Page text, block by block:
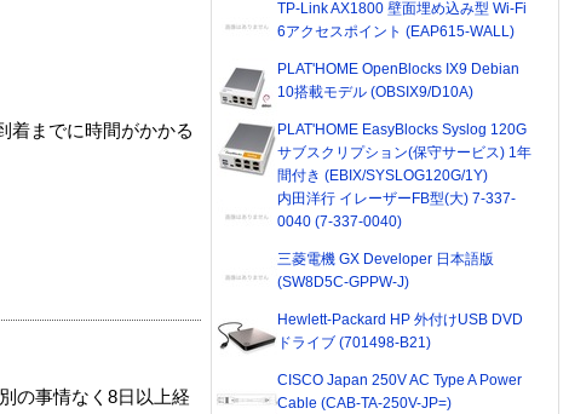
着までに時間がかかる
の事情なく8日以上経
TP-Link AX1800 壁面埋め込み型 Wi-Fi
6アクセスポイント (EAP615-WALL)
PLAT'HOME OpenBlocks IX9 Debian
10搭載モデル (OBSIX9/D10A)
PLAT'HOME EasyBlocks Syslog 120G
サブスクリプション(保守サービス) 1年
間付き (EBIX/SYSLOG120G/1Y)
内田洋行 イレーザーFB型(大) 7-337-
0040 (7-337-0040)
三菱電機 GX Developer 日本語版
(SW8D5C-GPPW-J)
Hewlett-Packard HP 外付けUSB DVD
ドライブ (701498-B21)
CISCO Japan 250V AC Type A Power
Cable (CAB-TA-250V-JP=)